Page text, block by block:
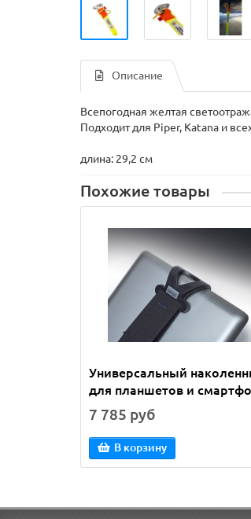
Описание
Всепогодная желтая
Подходит для Piper, Katana и
длина: 29,2 см
Похожие товары
Универсальный
для планшетов и
7 785 руб
В корзину